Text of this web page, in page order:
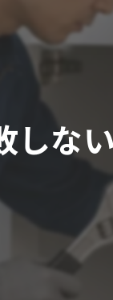
八王子市の水
舗装工事
しな